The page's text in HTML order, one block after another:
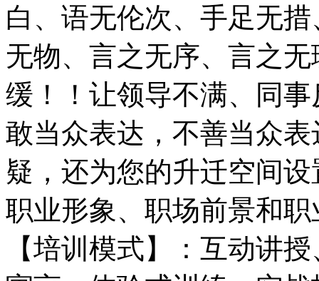
白、语无伦次、手足无
无物、言之无序、言之
缓！！让领导不满、同
敢当众表达，不善当众
疑，还为您的升迁空间
职业形象、职场前景和
【培训模式】：互动讲